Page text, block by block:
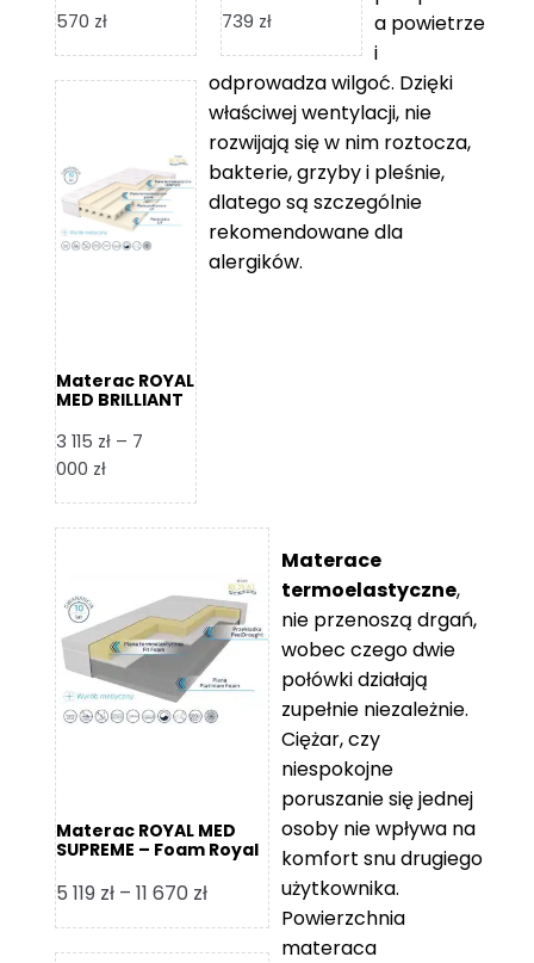
570 złZakres
od
4
570 zł
739 złZakres
od
3
360 zł
do
8
739 zł
Materac ROYAL
MED BRILLIANT
3 115 zł – 7
000 złZakres
od
7
000 zł
a powietrze
i
odprowadza wilgoć. Dzięki
właściwej wentylacji, nie
rozwijają się w nim roztocza,
bakterie, grzyby i pleśnie,
dlatego są szczególnie
rekomendowane dla
alergików.
Materac ROYAL MED
SUPREME – Foam Royal
5 119 zł – 11 670 złZakres
cen:
od
Materace
termoelastyczne,
nie przenoszą drgań,
wobec czego dwie
połówki działają
zupełnie niezależnie.
Ciężar, czy
niespokojne
poruszanie się jednej
osoby nie wpływa na
komfort snu drugiego
użytkownika.
Powierzchnia
materaca